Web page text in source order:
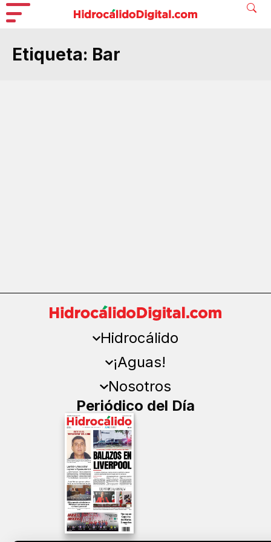
Etiqueta: Bar
Hidrocálido
¡Aguas!
Nosotros
Periódico del Día